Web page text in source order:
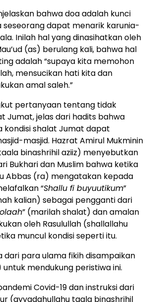
bahwa doa adalah kunci
seseorang dapat menarik karunia-
Inilah hal yang dinasihatkan oleh
(as) berulang kali, bahwa hal
adalah “supaya kita memohon
mensucikan hati kita dan
amal saleh.”
pertanyaan tentang tidak
Jumat, jelas dari hadits bahwa
shalat Jumat dapat
masjid. Hazrat Amirul Mukminin
binashrihil aziiz) menyebutkan
Bukhari dan Muslim bahwa ketika
Abbas (ra) mengatakan kepada
“Shallu fi buyuutikum”
kalian) sebagai pengganti dari
” (marilah shalat) dan amalan
oleh Rasulullah (shallallahu
muncul kondisi seperti itu.
dari para ulama fikih disampaikan
mendukung peristiwa ini.
Covid-19 dan instruksi dari
(ayyadahullahu taala binashrihil